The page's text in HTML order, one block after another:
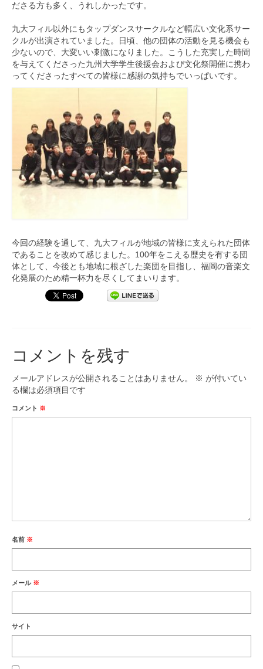
ださる方も多く、 うれしかったです。
九大フィル以外にもタップダンスサークルなど幅広い文化系サー
ク ルが出演されていました。日頃、 他の団体の活動を見る機会も
少ないので、 大変いい刺激になりました。
こうした充実した時間
を与えてくださった九州大学学生後援会および文化祭開催に携わ
ってくださったすべての皆様に感謝の気持ちでいっぱいです。
今回の経験を通して、 九大フィルが地域の皆様に支えられた団体
であることを改めて感じ ました。100年をこえる歴史を有する団
体として、 今後とも地域に根ざした楽団を目指し、 福岡の音楽文
化発展のため精一杯力を尽くしてまいります。
コメントを残す
メールアドレスが公開されることはありません。 ※ が付いてい
る欄は必須項目です
コメント ※
名前 ※
メール ※
サイト